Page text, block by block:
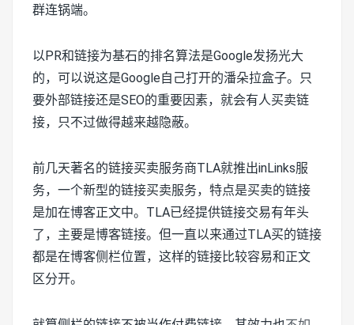
群连锅端。
以PR和链接为基石的排名算法是Google发扬光大
的，可以说这是Google自己打开的潘朵拉盒子。只
要外部链接还是SEO的重要因素，就会有人买卖链
接，只不过做得越来越隐蔽。
前几天著名的链接买卖服务商TLA就推出inLinks服
务，一个新型的链接买卖服务，特点是买卖的链接
是加在博客正文中。TLA已经提供链接交易有年头
了，主要是博客链接。但一直以来通过TLA买的链接
都是在博客侧栏位置，这样的链接比较容易和正文
区分开。